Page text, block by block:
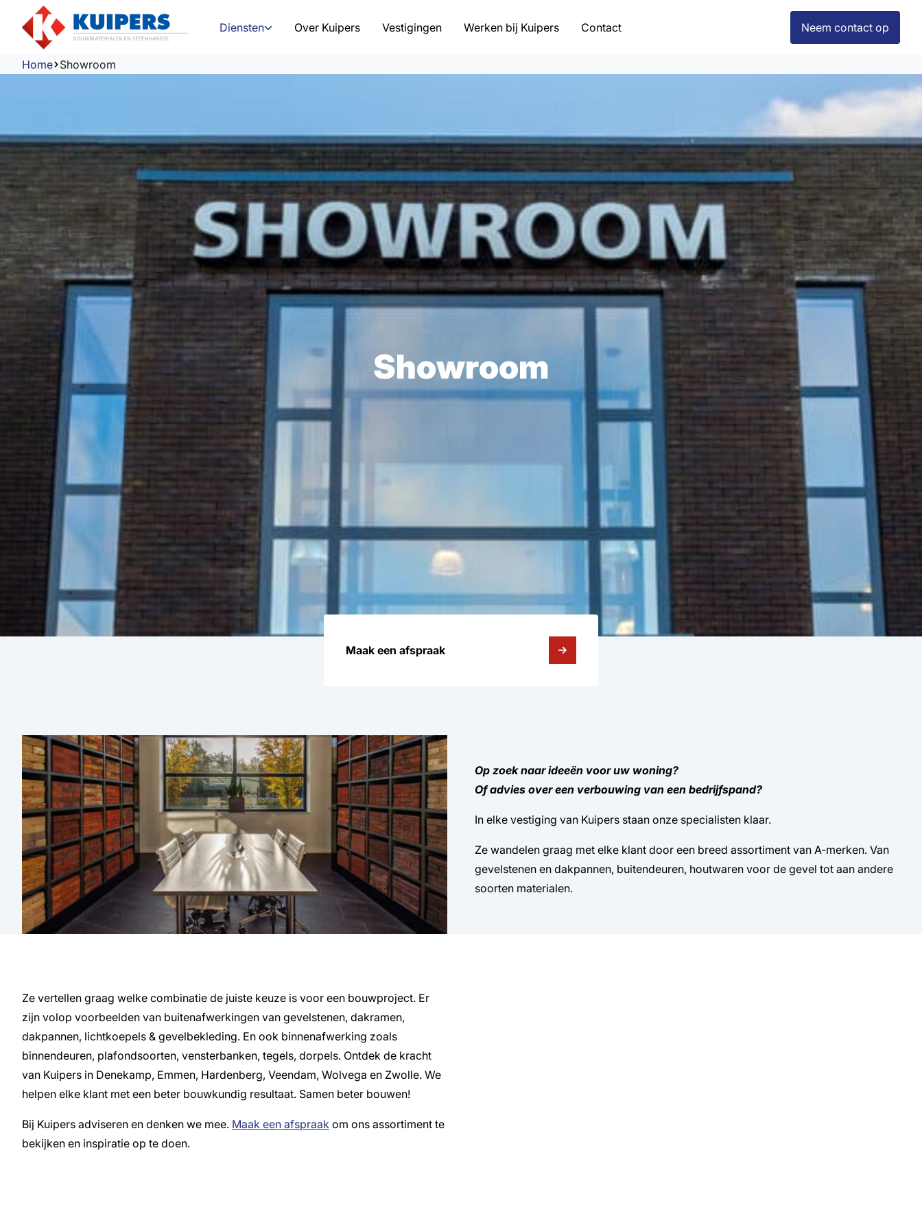
Diensten
Ondersteuning en advies
Prefab
Gegevensuitwisseling
Over Kuipers Vestigingen Werken bij Kuipers Contact Neem contact op
Home Showroom
Showroom
Maak een afspraak
Op zoek naar ideeën voor uw woning?
Of advies over een verbouwing van een bedrijfspand?
In elke vestiging van Kuipers staan onze specialisten klaar.
Ze wandelen graag met elke klant door een breed assortiment van A-merken. Van
gevelstenen en dakpannen, buitendeuren, houtwaren voor de gevel tot aan andere
soorten materialen.
Ze vertellen graag welke combinatie de juiste keuze is voor een bouwproject. Er
zijn volop voorbeelden van buitenafwerkingen van gevelstenen, dakramen,
dakpannen, lichtkoepels & gevelbekleding. En ook binnenafwerking zoals
binnendeuren, plafondsoorten, vensterbanken, tegels, dorpels. Ontdek de kracht
van Kuipers in Denekamp, Emmen, Hardenberg, Veendam, Wolvega en Zwolle. We
helpen elke klant met een beter bouwkundig resultaat. Samen beter bouwen!
Bij Kuipers adviseren en denken we mee. Maak een afspraak om ons assortiment te
bekijken en inspiratie op te doen.